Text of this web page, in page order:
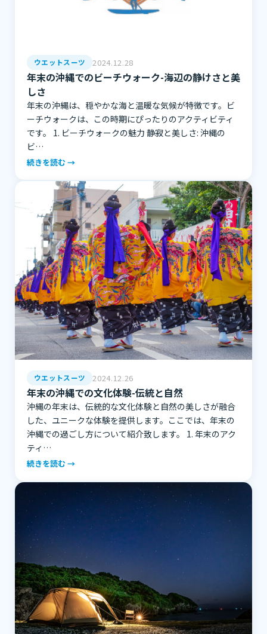
ウエットスーツ 2024.12.28
年末の沖縄でのビーチウォーク-海辺の静けさと美
しさ
年末の沖縄は、穏やかな海と温暖な気候が特徴です。ビ
ーチウォークは、この時期にぴったりのアクティビティ
です。 1. ビーチウォークの魅力 静寂と美しさ: 沖縄の
ビ…
続きを読む →
ウエットスーツ 2024.12.26
年末の沖縄での文化体験-伝統と自然
沖縄の年末は、伝統的な文化体験と自然の美しさが融合
した、ユニークな体験を提供します。ここでは、年末の
沖縄での過ごし方について紹介致します。 1. 年末のアク
ティ…
続きを読む →